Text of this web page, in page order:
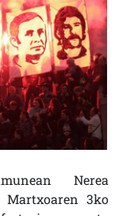
Nerea
3ko